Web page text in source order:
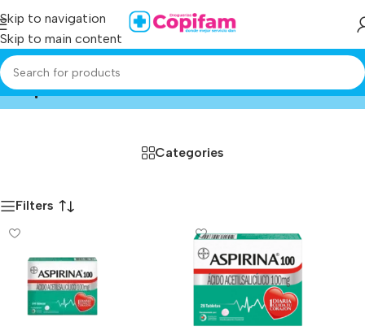
Skip to navigation
Skip to main content
aspirinaHome/Producto
Categories
Filters